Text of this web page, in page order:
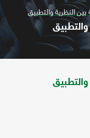
بين النظرية والتطبيق
والتطبيق
والتطبيق